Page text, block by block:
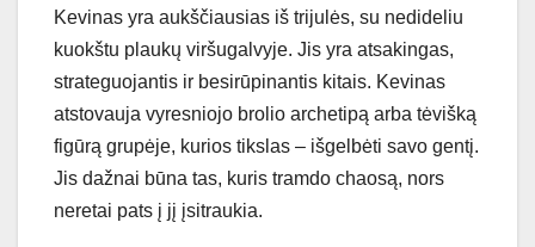
Kevinas yra aukščiausias iš trijulės, su nedideliu
kuokštu plaukų viršugalvyje. Jis yra atsakingas,
strateguojantis ir besirūpinantis kitais. Kevinas
atstovauja vyresniojo brolio archetipą arba tėvišką
figūrą grupėje, kurios tikslas – išgelbėti savo gentį.
Jis dažnai būna tas, kuris tramdo chaosą, nors
neretai pats į jį įsitraukia.